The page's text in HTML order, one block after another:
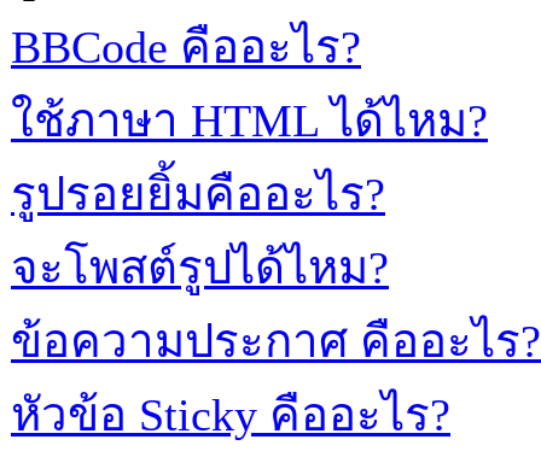
BBCode คืออะไร?
ใช้ภาษา HTML ได้ไหม?
รูปรอยยิ้มคืออะไร?
จะโพสต์รูปได้ไหม?
ข้อความประกาศ คืออะไร?
หัวข้อ Sticky คืออะไร?